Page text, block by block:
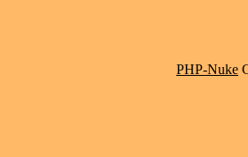
PHP-Nuke